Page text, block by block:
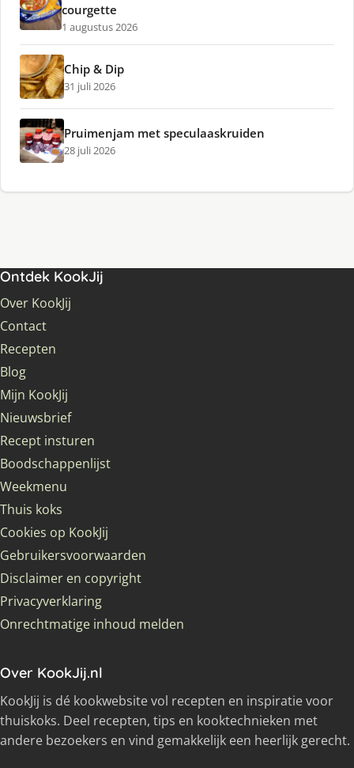
courgette
1 augustus 2026
Chip & Dip
31 juli 2026
Pruimenjam met speculaaskruiden
28 juli 2026
Ontdek KookJij
Over KookJij
Contact
Recepten
Blog
Mijn KookJij
Nieuwsbrief
Recept insturen
Boodschappenlijst
Weekmenu
Thuis koks
Cookies op KookJij
Gebruikersvoorwaarden
Disclaimer en copyright
Privacyverklaring
Onrechtmatige inhoud melden
Over KookJij.nl
KookJij is dé kookwebsite vol recepten en inspiratie voor
thuiskoks. Deel recepten, tips en kooktechnieken met
andere bezoekers en vind gemakkelijk een heerlijk gerecht.